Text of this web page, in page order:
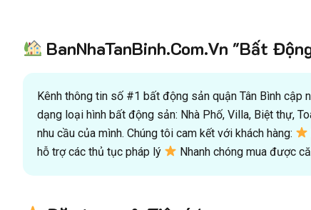
BanNhaTanBinh.Com.Vn "Bất
Kênh thông tin số #1 bất động sản quận Tân Bình cập
dạng loại hình bất động sản: Nhà Phố, Villa, Biệt thự,
nhu cầu của mình. Chúng tôi cam kết với khách hàng:
hỗ trợ các thủ tục pháp lý
Nhanh chóng mua được